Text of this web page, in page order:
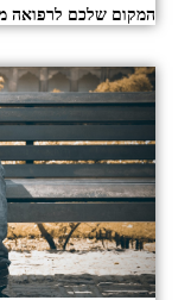
המקום שלכם לרפואה